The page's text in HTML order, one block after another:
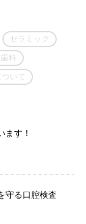
セラミック
科
いて
ます！
守る口腔検査